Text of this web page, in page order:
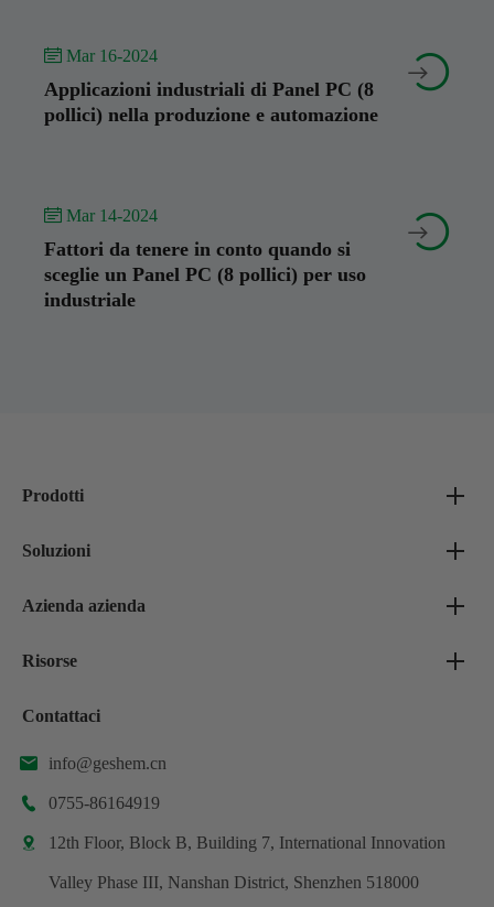
 Mar 16-2024
Applicazioni industriali di Panel PC (8
pollici) nella produzione e automazione


 Mar 14-2024
Fattori da tenere in conto quando si
sceglie un Panel PC (8 pollici) per uso
industriale


Prodotti
Soluzioni
Azienda azienda
Risorse
Contattaci
 info@geshem.cn
 0755-86164919
 12th Floor, Block B, Building 7, International Innovation
Valley Phase III, Nanshan District, Shenzhen 518000